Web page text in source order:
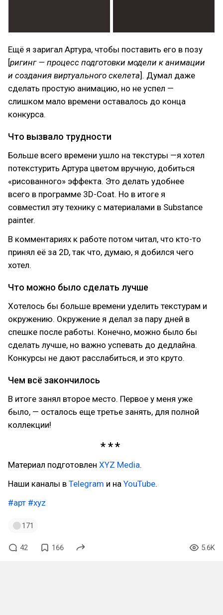
Ещё я заригал Артура, чтобы поставить его в позу
[ригинг — процесс подготовки модели к анимации
и создания виртуального скелета]. Думал даже
сделать простую анимацию, но не успел —
слишком мало времени оставалось до конца
конкурса.
Что вызвало трудности
Больше всего времени ушло на текстуры —я хотел
потекстурить Артура цветом вручную, добиться
«рисованного» эффекта. Это делать удобнее
всего в программе 3D-Coat. Но в итоге я
совместил эту технику с материалами в Substance
painter.
В комментариях к работе потом читал, что кто-то
принял её за 2D, так что, думаю, я добился чего
хотел.
Что можно было сделать лучше
Хотелось бы больше времени уделить текстурам и
окружению. Окружение я делал за пару дней в
спешке после работы. Конечно, можно было бы
сделать лучше, но важно успевать до дедлайна.
Конкурсы не дают расслабиться, и это круто.
Чем всё закончилось
В итоге занял второе место. Первое у меня уже
было, — осталось еще третье занять, для полной
коллекции!
Материал подготовлен XYZ Media.
Наши каналы в Telegram и на YouTube.
#арт #xyz
171
42 166 5.6K